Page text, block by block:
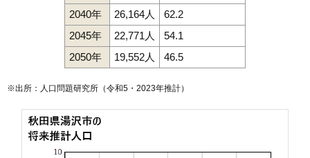
2040年
26,164人
62.2
2045年
22,771人
54.1
2050年
19,552人 46.5
※出所：人口問題研究所（令和5・2023年推計）